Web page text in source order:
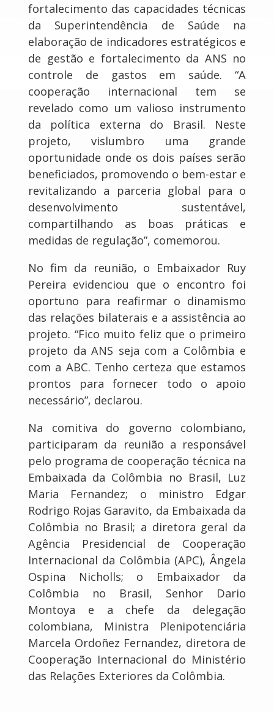
fortalecimento das capacidades técnicas
da Superintendência de Saúde na
elaboração de indicadores estratégicos e
de gestão e fortalecimento da ANS no
controle de gastos em saúde. “A
cooperação internacional tem se
revelado como um valioso instrumento
da política externa do Brasil. Neste
projeto, vislumbro uma grande
oportunidade onde os dois países serão
beneficiados, promovendo o bem-estar e
revitalizando a parceria global para o
desenvolvimento sustentável,
compartilhando as boas práticas e
medidas de regulação”, comemorou.
No fim da reunião, o Embaixador Ruy
Pereira evidenciou que o encontro foi
oportuno para reafirmar o dinamismo
das relações bilaterais e a assistência ao
projeto. “Fico muito feliz que o primeiro
projeto da ANS seja com a Colômbia e
com a ABC. Tenho certeza que estamos
prontos para fornecer todo o apoio
necessário”, declarou.
Na comitiva do governo colombiano,
participaram da reunião a responsável
pelo programa de cooperação técnica na
Embaixada da Colômbia no Brasil, Luz
Maria Fernandez; o ministro Edgar
Rodrigo Rojas Garavito, da Embaixada da
Colômbia no Brasil; a diretora geral da
Agência Presidencial de Cooperação
Internacional da Colômbia (APC), Ângela
Ospina Nicholls; o Embaixador da
Colômbia no Brasil, Senhor Dario
Montoya e a chefe da delegação
colombiana, Ministra Plenipotenciária
Marcela Ordoñez Fernandez, diretora de
Cooperação Internacional do Ministério
das Relações Exteriores da Colômbia.